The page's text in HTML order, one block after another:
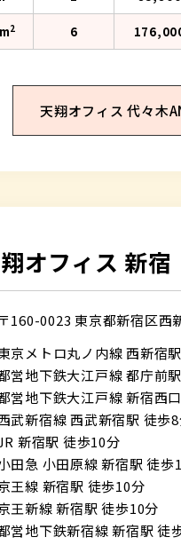
2 6
天翔オフィス 代々木
オフィス 新宿
160-0023 東京都新宿区西
京メトロ丸ノ内線 西新宿
営地下鉄大江戸線 都庁前
営地下鉄大江戸線 新宿西
武新宿線 西武新宿駅 徒歩
新宿駅 徒歩10分
田急 小田原線 新宿駅 徒歩
王線 新宿駅 徒歩10分
王新線 新宿駅 徒歩10分
営地下鉄新宿線 新宿駅 徒